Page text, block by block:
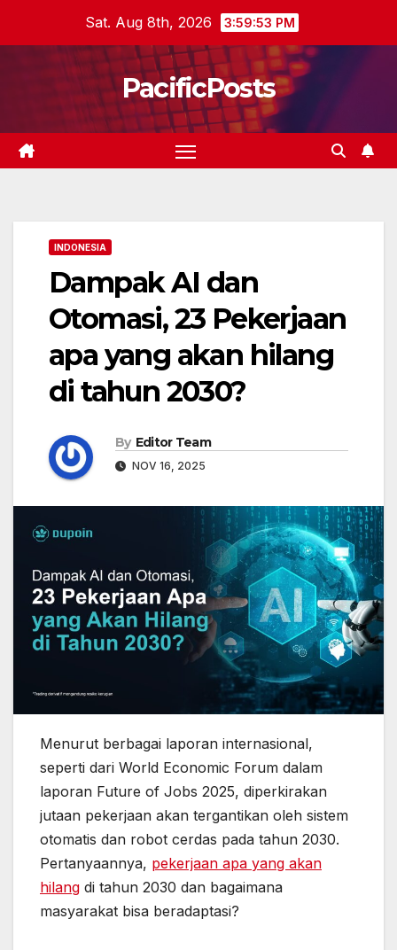
Sat. Aug 8th, 2026 3:59:54 PM
PacificPosts
INDONESIA
Dampak AI dan
Otomasi, 23 Pekerjaan
apa yang akan hilang
di tahun 2030?
By Editor Team
NOV 16, 2025
Menurut berbagai laporan internasional,
seperti dari World Economic Forum dalam
laporan Future of Jobs 2025, diperkirakan
jutaan pekerjaan akan tergantikan oleh sistem
otomatis dan robot cerdas pada tahun 2030.
Pertanyaannya, pekerjaan apa yang akan
hilang di tahun 2030 dan bagaimana
masyarakat bisa beradaptasi?